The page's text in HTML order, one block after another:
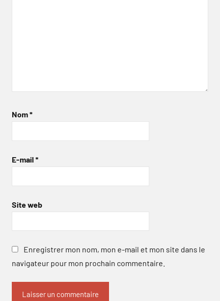
Nom*
E-mail *
Site web
Enregistrer mon nom, mon e-mail et mon site dans le
navigateur pour mon prochain commentaire.